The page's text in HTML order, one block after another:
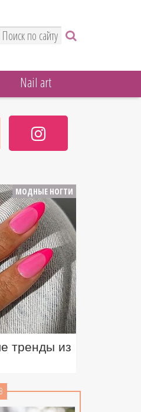
Nail art
МОДНЫЕ НОГТИ
тренды из